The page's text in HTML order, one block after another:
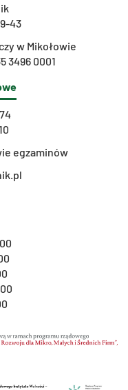
43
w Mikołowie
3496 0001
egzaminów